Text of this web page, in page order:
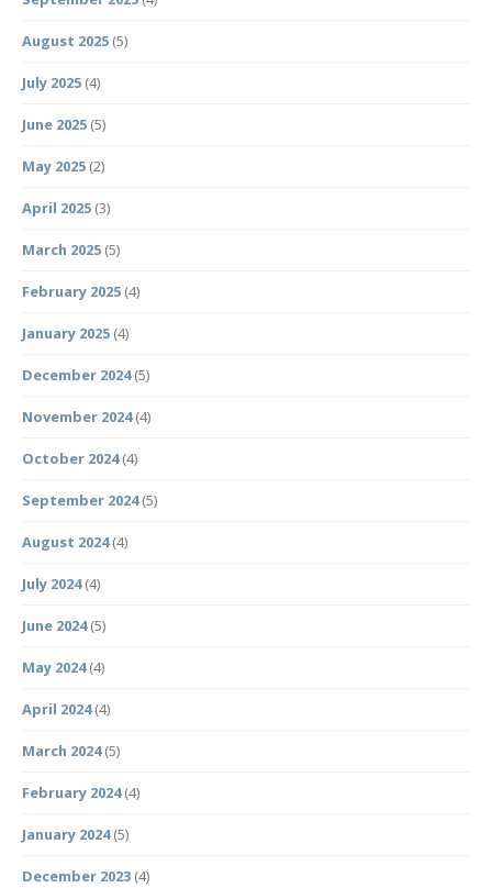
August 2025 (5)
July 2025 (4)
June 2025 (5)
May 2025 (2)
April 2025 (3)
March 2025 (5)
February 2025 (4)
January 2025 (4)
December 2024(5)
November 2024(4)
October 2024(4)
September 2024(5)
August 2024(4)
July 2024(4)
June 2024(5)
May 2024(4)
April 2024(4)
March 2024(5)
February 2024(4)
January 2024(5)
December 2023 (4)